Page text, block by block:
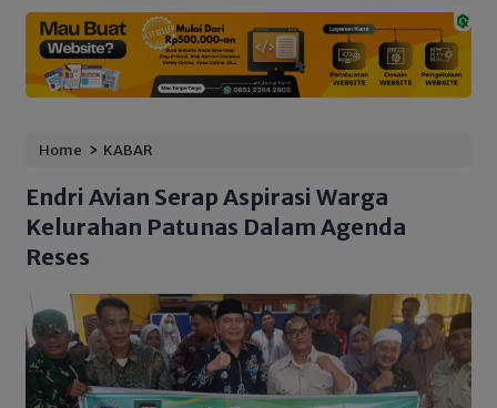
Home › KABAR
Endri Avian Serap Aspirasi Warga
Kelurahan Patunas Dalam Agenda
Reses